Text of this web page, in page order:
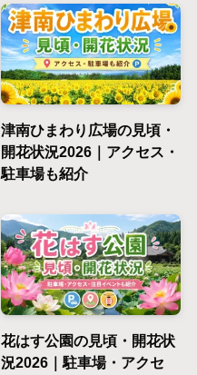
津南ひまわり広場の見頃・
開花状況2026｜アクセス・
駐車場も紹介
花はす公園の見頃・開花状
況2026｜駐車場・アクセ